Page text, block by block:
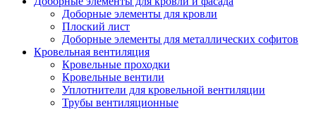
Доборные элементы для кровли
Плоский лист
Доборные элементы для металлических софитов
Кровельная вентиляция
Кровельные проходки
Кровельные вентили
Уплотнители для кровельной вентиляции
Трубы вентиляционные